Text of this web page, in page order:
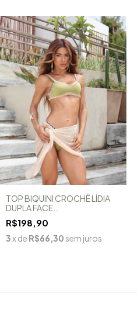
TOP BIQUINI CROCHÊ LÍDIA
DUPLA FACE
(PISTACHE/MARROM)
R$198,90
3x de R$66,30 sem juros